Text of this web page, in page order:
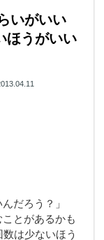
いがいい
ほうがいい
だろう？」
とがあるかも
は少ないほう